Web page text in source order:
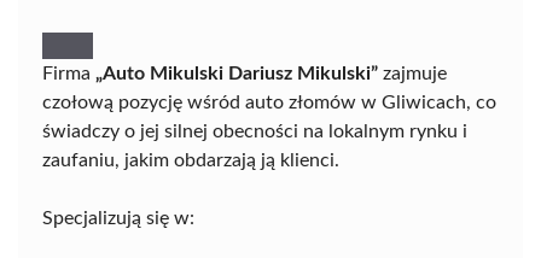
Firma „Auto Mikulski Dariusz Mikulski” zajmuje
czołową pozycję wśród auto złomów w Gliwicach, co
świadczy o jej silnej obecności na lokalnym rynku i
zaufaniu, jakim obdarzają ją klienci.
Specjalizują się w: